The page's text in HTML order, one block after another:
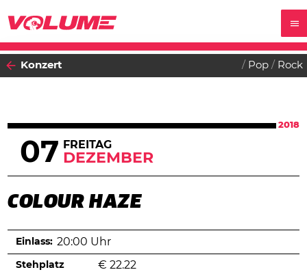
Konzert Pop Rock
2018
07 FREITAG
DEZEMBER
COLOUR HAZE
Einlass: 20:00 Uhr
Stehplatz € 22.22